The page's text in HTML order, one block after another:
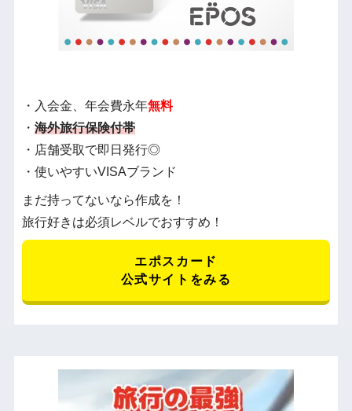
・入会金、年会費永年無料
・ 海外旅行保険付帯
・店舗受取で即日発行◎
・使いやすいVISAブランド
まだ持ってないなら作成を！
旅行好きは必須レベルでおすすめ！
エポスカード
公式サイトをみる